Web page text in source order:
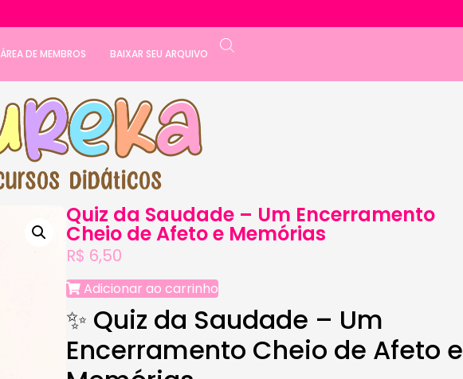
ÁREA DE MEMBROS BAIXAR SEU ARQUIVO
Quiz da Saudade – Um Encerramento
Cheio de Afeto e Memórias
R$ 6,50
Adicionar ao carrinho
✨ Quiz da Saudade – Um
Encerramento Cheio de Afeto e